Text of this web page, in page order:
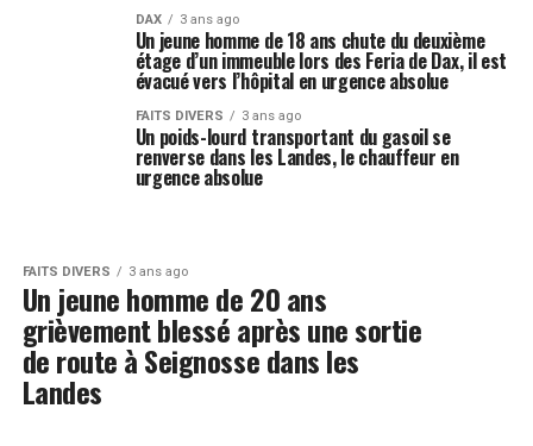
DAX 3 ans ago
Un jeune homme de 18 ans chute du deuxième
étage d’un immeuble lors des Feria de Dax, il est
évacué vers l’hôpital en urgence absolue
FAITS DIVERS 3 ans ago
Un poids-lourd transportant du gasoil se
renverse dans les Landes, le chauffeur en
urgence absolue
FAITS DIVERS 3 ans ago
Un jeune homme de 20 ans
grièvement blessé après une sortie
de route à Seignosse dans les
Landes